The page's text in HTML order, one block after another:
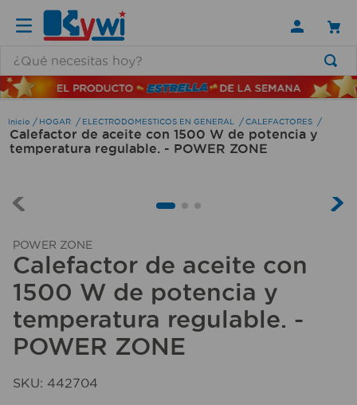
HOGAR ELECTRODOMESTICOS EN GENERAL CALEFACTORES
Calefactor de aceite con 1500 W de potencia y
temperatura regulable. - POWER ZONE
POWER ZONE
Calefactor de aceite con
1500 W de potencia y
temperatura regulable. -
POWER ZONE
SKU: 442704
TÉRMINOS MÁS BUSCADOS
1 .
lamparas
2.
ducha
4.
6.
escritorio
7
cerradura
8
aspiradora
9.
fregadero